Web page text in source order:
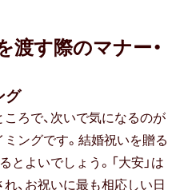
渡す際のマナー・
グ
ろで、次いで気になるのが
ングです。結婚祝いを贈る
とよいでしょう。「大安」は
、お祝いに最も相応しい日